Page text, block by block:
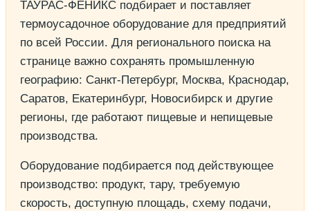
ТАУРАС-ФЕНИКС подбирает и поставляет
термоусадочное оборудование для предприятий
по всей России. Для регионального поиска на
странице важно сохранять промышленную
географию: Санкт-Петербург, Москва, Краснодар,
Саратов, Екатеринбург, Новосибирск и другие
регионы, где работают пищевые и непищевые
производства.
Оборудование подбирается под действующее
производство: продукт, тару, требуемую
скорость, доступную площадь, схему подачи,